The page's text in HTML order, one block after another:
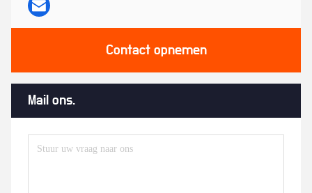
Contact opnemen
Mail ons.